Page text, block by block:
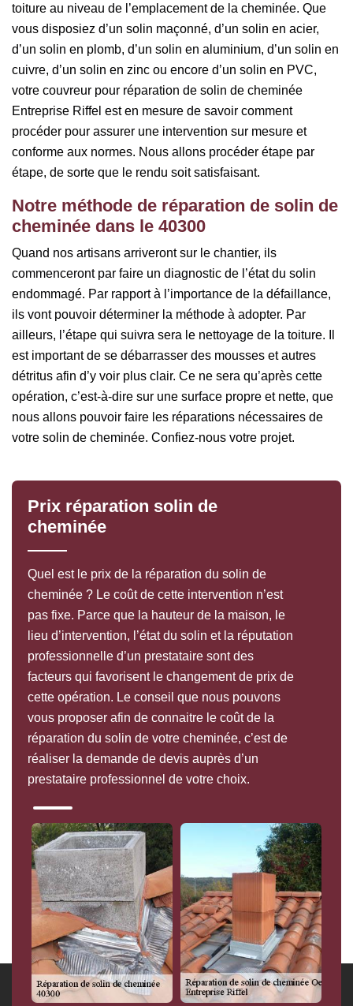
toiture au niveau de l’emplacement de la cheminée. Que
vous disposiez d’un solin maçonné, d’un solin en acier,
d’un solin en plomb, d’un solin en aluminium, d’un solin en
cuivre, d’un solin en zinc ou encore d’un solin en PVC,
votre couvreur pour réparation de solin de cheminée
Entreprise Riffel est en mesure de savoir comment
procéder pour assurer une intervention sur mesure et
conforme aux normes. Nous allons procéder étape par
étape, de sorte que le rendu soit satisfaisant.
Notre méthode de réparation de solin de
cheminée dans le 40300
Quand nos artisans arriveront sur le chantier, ils
commenceront par faire un diagnostic de l’état du solin
endommagé. Par rapport à l’importance de la défaillance,
ils vont pouvoir déterminer la méthode à adopter. Par
ailleurs, l’étape qui suivra sera le nettoyage de la toiture. Il
est important de se débarrasser des mousses et autres
détritus afin d’y voir plus clair. Ce ne sera qu’après cette
opération, c’est-à-dire sur une surface propre et nette, que
nous allons pouvoir faire les réparations nécessaires de
votre solin de cheminée. Confiez-nous votre projet.
Prix réparation solin de
cheminée
Quel est le prix de la réparation du solin de
cheminée ? Le coût de cette intervention n’est
pas fixe. Parce que la hauteur de la maison, le
lieu d’intervention, l’état du solin et la réputation
professionnelle d’un prestataire sont des
facteurs qui favorisent le changement de prix de
cette opération. Le conseil que nous pouvons
vous proposer afin de connaitre le coût de la
réparation du solin de votre cheminée, c’est de
réaliser la demande de devis auprès d’un
prestataire professionnel de votre choix.